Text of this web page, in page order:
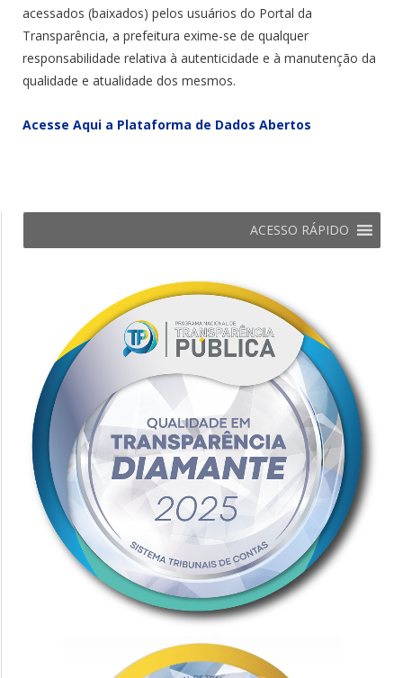
acessados (baixados) pelos usuários do Portal da
Transparência, a prefeitura exime-se de qualquer
responsabilidade relativa à autenticidade e à manutenção da
qualidade e atualidade dos mesmos.
Acesse Aqui a Plataforma de Dados Abertos
ACESSO RÁPIDO